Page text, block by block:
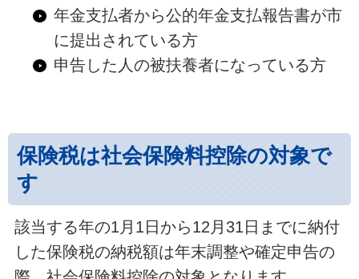
年金支払者から公的年金支払報告書が市
に提出されている方
申告した人の被扶養者になっている方
保険税は社会保険料控除の対象で
す
該当する年の1月1日から12月31日までに納付
した保険税の納税額は年末調整や確定申告の